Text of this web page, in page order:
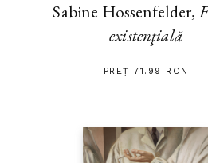
Sabine Hossenfelder,
existenţială
PREȚ 71.99 RON